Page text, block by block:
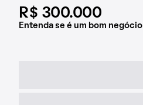
R$ 300.000
Entenda se é um bom negócio